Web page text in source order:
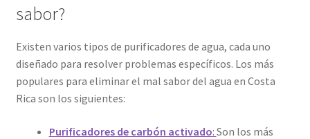
sabor?
Existen varios tipos de purificadores de agua, cada uno
diseñado para resolver problemas específicos. Los más
populares para eliminar el mal sabor del agua en Costa
Rica son los siguientes:
Purificadores de carbón activado: Son los más